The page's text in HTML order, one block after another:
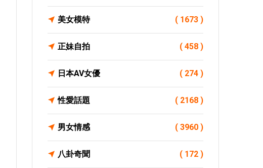
美女模特 ( 1673 )
正妹自拍 ( 458 )
日本AV女優 ( 274 )
性愛話題 ( 2168 )
男女情感 ( 3960 )
八卦奇聞 ( 172 )